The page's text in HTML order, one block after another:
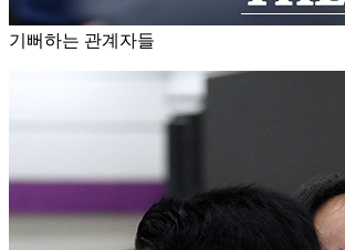
기뻐하는 관계자들